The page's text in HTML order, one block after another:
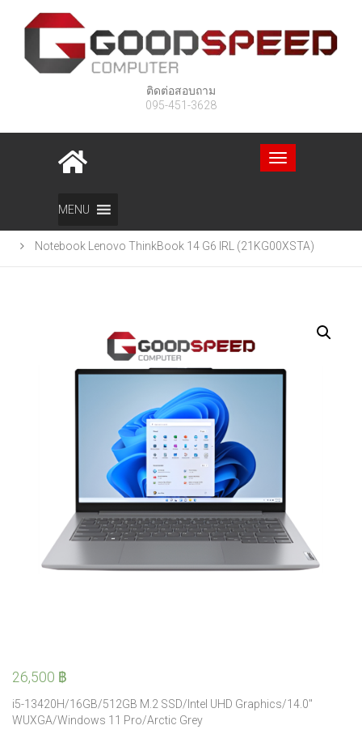
ติดต่อสอบถาม
095-451-3628
Toggle
navigation
MENU
สินค้า
Notebook Lenovo ThinkBook 14 G6 IRL (21KG00XSTA)
26,500 ฿
i5-13420H/16GB/512GB M.2 SSD/Intel UHD Graphics/14.0″
WUXGA/Windows 11 Pro/Arctic Grey